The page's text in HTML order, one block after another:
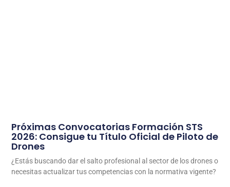
Próximas Convocatorias Formación STS
2026: Consigue tu Título Oficial de Piloto de
Drones
¿Estás buscando dar el salto profesional al sector de los drones o
necesitas actualizar tus competencias con la normativa vigente?